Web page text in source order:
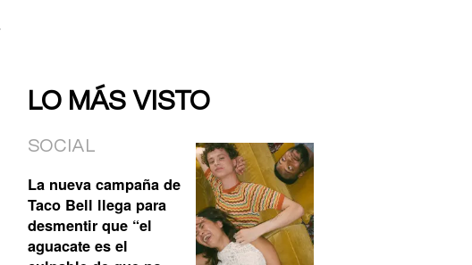
LO MÁS VISTO
SOCIAL
La nueva campaña de
Taco Bell llega para
desmentir que “el
aguacate es el